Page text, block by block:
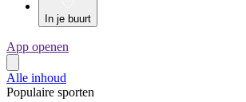
In je buurt
App openen
Alle inhoud
Populaire sporten